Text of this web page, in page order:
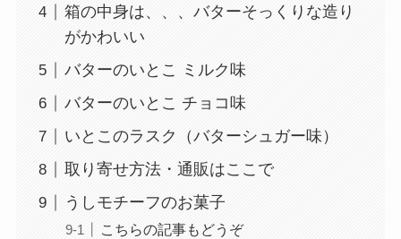
箱の中身は、、、バターそっくりな造り
がかわいい
バターのいとこ ミルク味
バターのいとこ チョコ味
いとこのラスク（バターシュガー味）
取り寄せ方法・通販はここで
うしモチーフのお菓子
こちらの記事もどうぞ